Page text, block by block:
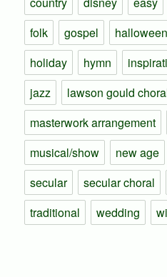
folk
gospel halloween
holiday
hymn
jazz
lawson gould
masterwork arrangement
musical/show
new age
secular
secular choral
traditional
wedding